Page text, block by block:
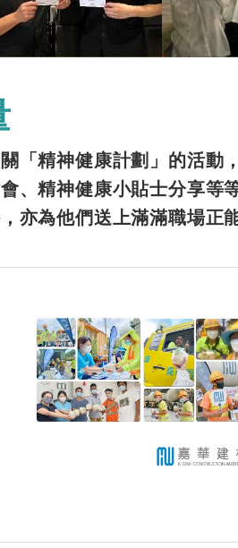
「精神健康計劃」的活動
、精神健康小貼士分享等
亦為他們送上滿滿職場正能